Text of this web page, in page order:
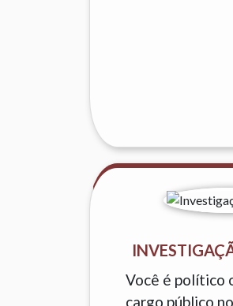
Você é político
cargo público